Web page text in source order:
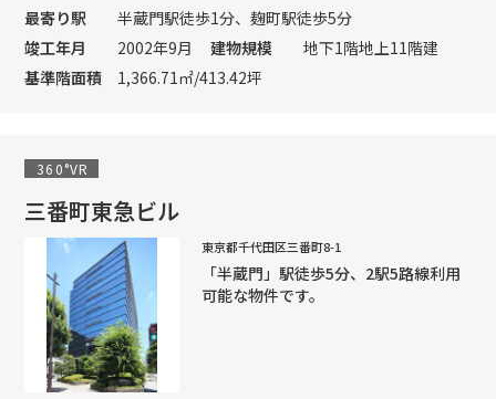
最寄り駅
半蔵門駅徒歩1分、麹町駅徒歩5分
竣工年月
2002年9月 建物規模
地下1階地上11階建
基準階面積
1,366.71㎡/413.42坪
360°VR
三番町東急ビル
東京都千代田区三番町8-1
「半蔵門」駅徒歩5分、2駅5路線利用
可能な物件です。